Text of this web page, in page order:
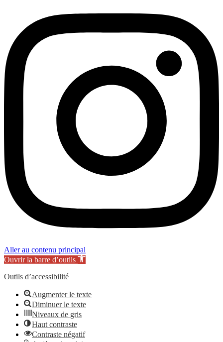
Aller au contenu principal
Ouvrir la barre d’outils
Outils d’accessibilité
Augmenter le texte
Diminuer le texte
Niveaux de gris
Haut contraste
Contraste négatif